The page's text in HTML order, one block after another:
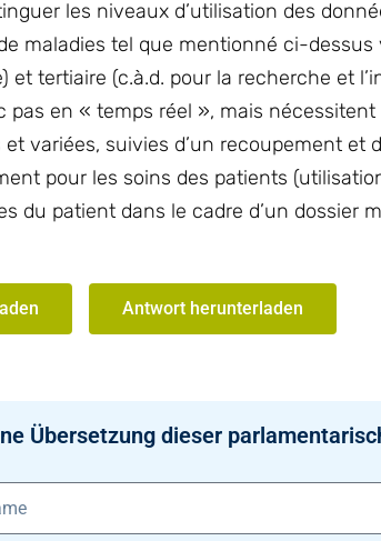
les niveaux d’utilisation des
maladies tel que mentionné ci-
et tertiaire (c.à.d. pour la recherche et
pas en « temps réel », mais
variées, suivies d’un recoupement et
pour les soins des patients
du patient dans le cadre d’un dossier
Antwort herunterladen
Übersetzung dieser